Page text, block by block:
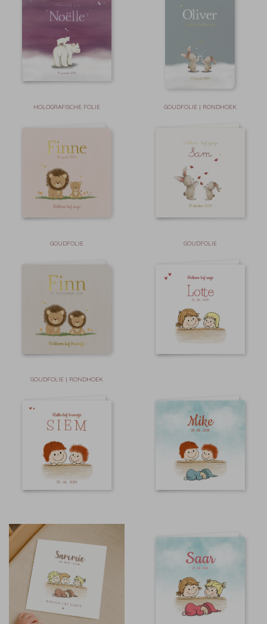
HOLOGRAFISCHE FOLIE GOUDFOLIE | RONDHOEK
GOUDFOLIE GOUDFOLIE
GOUDFOLIE | RONDHOEK